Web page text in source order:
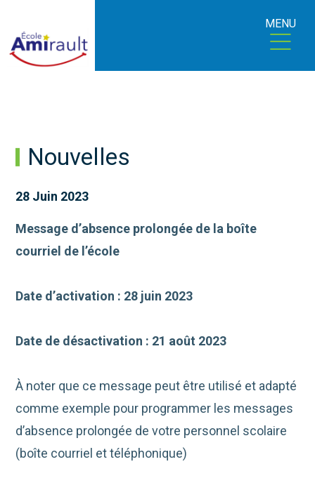
MENU
Nouvelles
28 Juin 2023
Message d’absence prolongée de la boîte
courriel de l’école
Date d’activation : 28 juin 2023
Date de désactivation : 21 août 2023
À noter que ce message peut être utilisé et adapté
comme exemple pour programmer les messages
d’absence prolongée de votre personnel scolaire
(boîte courriel et téléphonique)